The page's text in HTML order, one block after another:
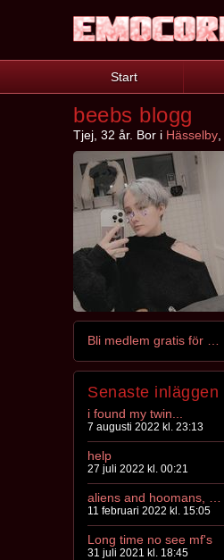
Start
beebs blogg
Tjej, 32 år. Bor i Hässelby
Senaste inläggen
i found my twin...
7 augusti 2022 kl. 23:13
help
27 juli 2022 kl. 00:21
11 februari 2022 kl. 15:05
Long time no see mf's
31 juli 2021 kl. 18:45